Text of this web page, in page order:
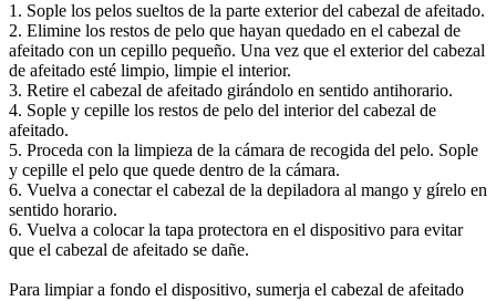
1. Sople los pelos sueltos de la parte exterior del cabezal de afeitado.
2. Elimine los restos de pelo que hayan quedado en el cabezal de
afeitado con un cepillo pequeño. Una vez que el exterior del cabezal
de afeitado esté limpio, limpie el interior.
3. Retire el cabezal de afeitado girándolo en sentido antihorario.
4. Sople y cepille los restos de pelo del interior del cabezal de
afeitado.
5. Proceda con la limpieza de la cámara de recogida del pelo. Sople
y cepille el pelo que quede dentro de la cámara.
6. Vuelva a conectar el cabezal de la depiladora al mango y gírelo en
sentido horario.
6. Vuelva a colocar la tapa protectora en el dispositivo para evitar
que el cabezal de afeitado se dañe.
Para limpiar a fondo el dispositivo, sumerja el cabezal de afeitado